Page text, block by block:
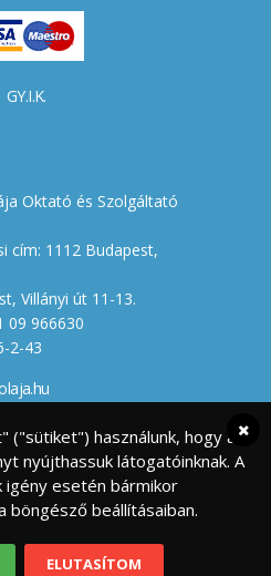
GY.I.K.
Oktató és Szolgáltató
cím: 1112 Budapest,
Villányi út 11-13.
09 966630
2-43
Készítette
("sütiket") használunk, hogy a
nyújthassuk látogatóinknak. A
igény esetén bármikor
böngésző beállításaiban.
ELUTASÍTOM